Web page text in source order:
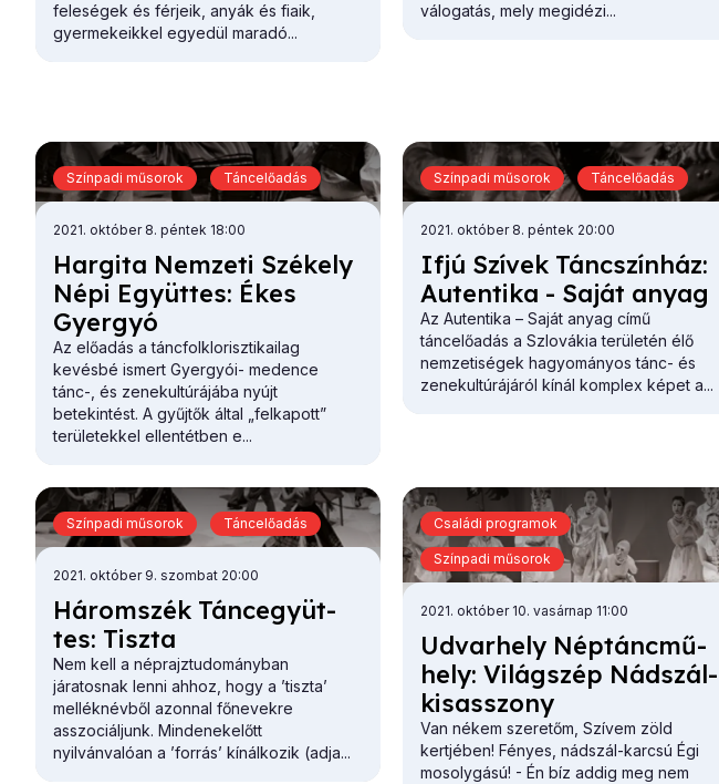
feleségek és férjeik, anyák és fiaik,
gyermekeikkel egyedül maradó...
válogatás, mely megidézi...
Har­gi­ta Nem­ze­ti Szé­kely
Né­pi Együt­tes: Ékes
Gyer­gyó
2021. október 8. péntek 18:00
Az előadás a táncfolklorisztikailag
kevésbé ismert Gyergyói- medence
tánc-, és zenekultúrájába nyújt
betekintést. A gyűjtők által „felkapott”
területekkel ellentétben e...
Színpadi műsorok Táncelőadás
If­jú Szí­vek Tánc­szín­ház:
Au­ten­ti­ka - Sa­ját anyag
2021. október 8. péntek 20:00
Az Autentika – Saját anyag című
táncelőadás a Szlovákia területén élő
nemzetiségek hagyományos tánc- és
zenekultúrájáról kínál komplex képet a...
Színpadi műsorok Táncelőadás
Há­rom­szék Tánc­együt­
tes: Tisz­ta
2021. október 9. szombat 20:00
Nem kell a néprajztudományban
járatosnak lenni ahhoz, hogy a ’tiszta’
melléknévből azonnal főnevekre
asszociáljunk. Mindenekelőtt
nyilvánvalóan a ’forrás’ kínálkozik (adja...
Színpadi műsorok Táncelőadás
Ud­var­hely Nép­tánc­mű­
hely: Vi­lág­szép Nád­szál­
kis­asszony
2021. október 10. vasárnap 11:00
Van nékem szeretőm, Szívem zöld
kertjében! Fényes, nádszál-karcsú Égi
mosolygású! - Én bíz addig meg nem
Családi programok
Színpadi műsorok